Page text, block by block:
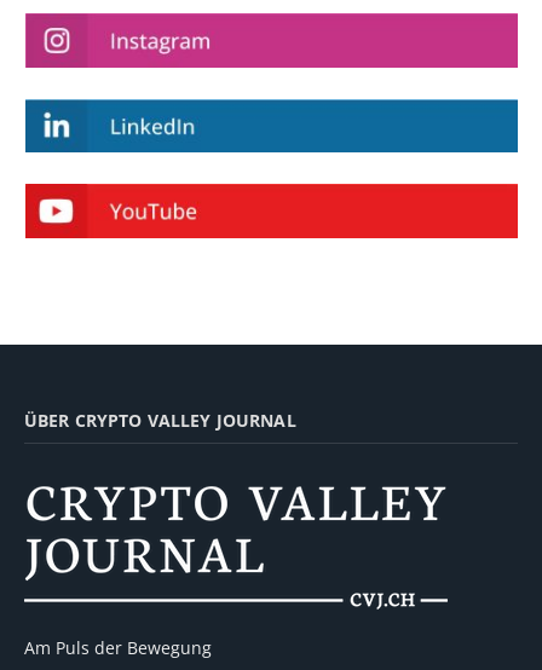
ÜBER CRYPTO VALLEY JOURNAL
Am Puls der Bewegung